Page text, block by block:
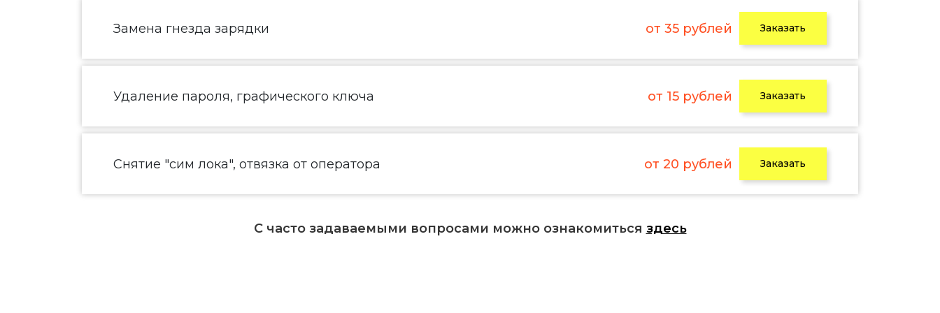
Замена гнезда зарядки от 35 рублей Заказать
Удаление пароля, графического ключа от 15 рублей Заказать
Снятие "сим лока", отвязка от оператора от 20 рублей Заказать
С часто задаваемыми вопросами можно ознакомиться здесь